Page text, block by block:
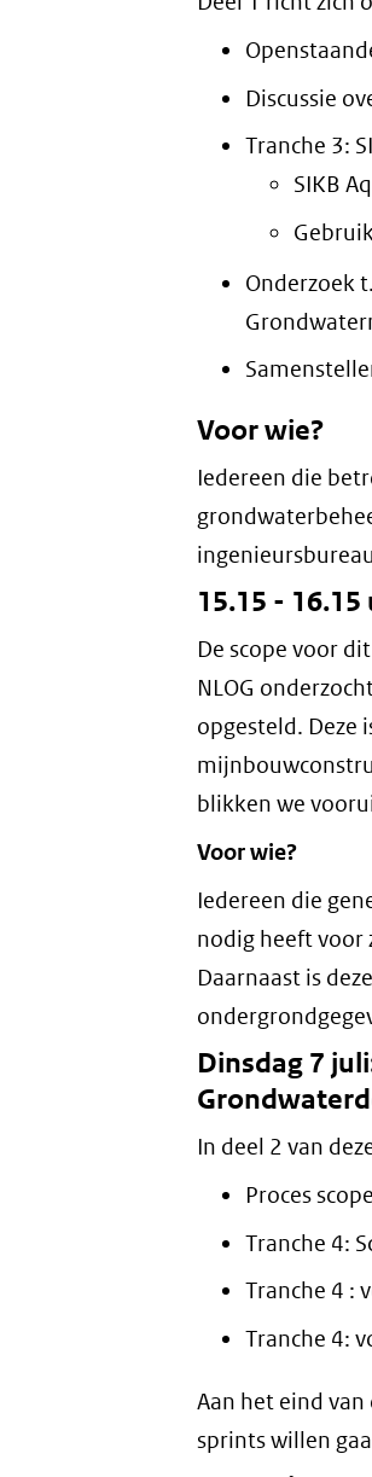
Discussie
Tranche 3:
SIKB
Onderzoek
Voor wie?
Iedereen die
15.15 -
De scope voor
NLOG
opgesteld. Deze
blikken we
Voor wie?
Iedereen die
nodig heeft voor
Daarnaast is
Dinsdag 7
In deel 2 van
Proces
Tranche 4:
Tranche 4 :
Tranche 4:
Aan het eind
sprints willen